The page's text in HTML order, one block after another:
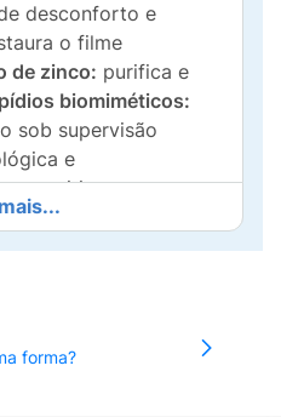
desconforto e
o filme
de zinco: purifica e
biomiméticos:
sob supervisão
e
nutritiva com
menos fricção
de
forma?